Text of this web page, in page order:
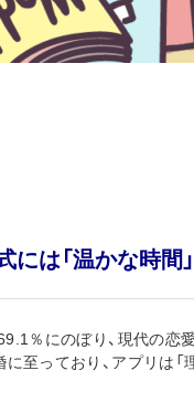
は「温かな時間
％にのぼり、現代の恋
至っており、アプリは